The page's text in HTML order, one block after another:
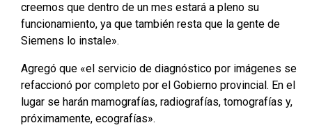
creemos que dentro de un mes estará a pleno su
funcionamiento, ya que también resta que la gente de
Siemens lo instale».
Agregó que «el servicio de diagnóstico por imágenes se
refaccionó por completo por el Gobierno provincial. En el
lugar se harán mamografías, radiografías, tomografías y,
próximamente, ecografías».